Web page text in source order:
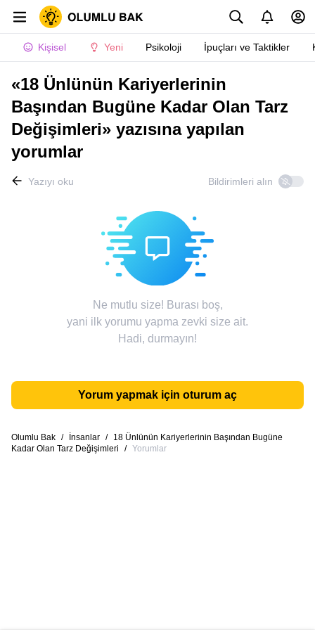
Kişisel Yeni Psikoloji İpuçları ve Taktikler
«18 Ünlünün Kariyerlerinin
Başından Bugüne Kadar Olan Tarz
Değişimleri» yazısına yapılan
yorumlar
Yazıyı oku Bildirimleri alın
Ne mutlu size! Burası boş,
yani ilk yorumu yapma zevki size ait.
Hadi, durmayın!
Yorum yapmak için oturum aç
Olumlu Bak / İnsanlar /
18 Ünlünün Kariyerlerinin Başından Bugüne
Kadar Olan Tarz Değişimleri
/ Yorumlar